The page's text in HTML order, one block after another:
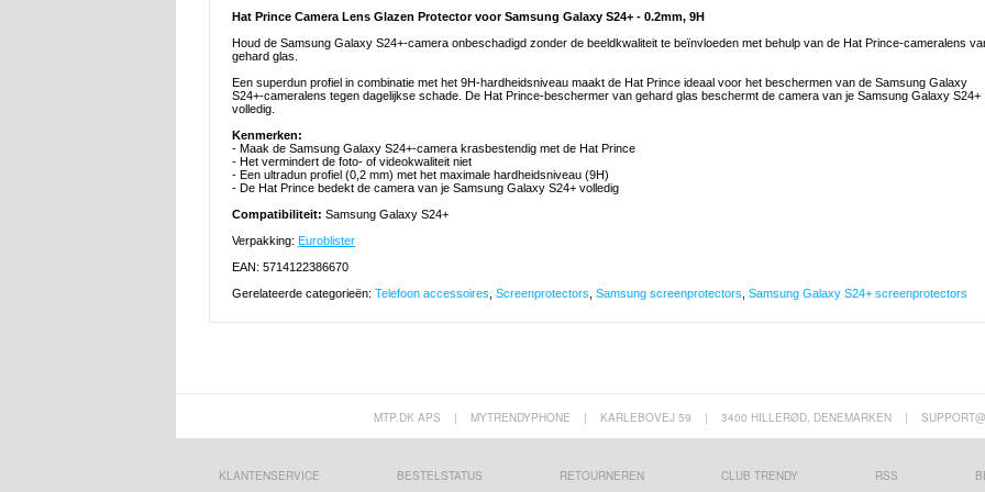
Hat Prince Camera Lens Glazen Protector voor Samsung Galaxy S24+ - 0.2mm, 9H
Houd de Samsung Galaxy S24+-camera onbeschadigd zonder de beeldkwaliteit te beïnvloeden met behulp van de Hat Prince-cameralens
gehard glas.
Een superdun profiel in combinatie met het 9H-hardheidsniveau maakt de Hat Prince ideaal voor het beschermen van de Samsung Galaxy
S24+-cameralens tegen dagelijkse schade. De Hat Prince-beschermer van gehard glas beschermt de camera van je Samsung Galaxy S24+
volledig.
Kenmerken:
- Maak de Samsung Galaxy S24+-camera krasbestendig met de Hat Prince
- Het vermindert de foto- of videokwaliteit niet
- Een ultradun profiel (0,2 mm) met het maximale hardheidsniveau (9H)
- De Hat Prince bedekt de camera van je Samsung Galaxy S24+ volledig
Compatibiliteit: Samsung Galaxy S24+
Verpakking: Euroblister
EAN: 5714122386670
Gerelateerde categorieën: Telefoon accessoires Screenprotectors Samsung screenprotectors Samsung Galaxy S24+ screenprotectors
MTP.DK APS | MYTRENDYPHONE | KARLEBOVEJ 59 | 3400 HILLERØD, DENEMARKEN |
KLANTENSERVICE BESTELSTATUS RETOURNEREN CLUB TRENDY RSS